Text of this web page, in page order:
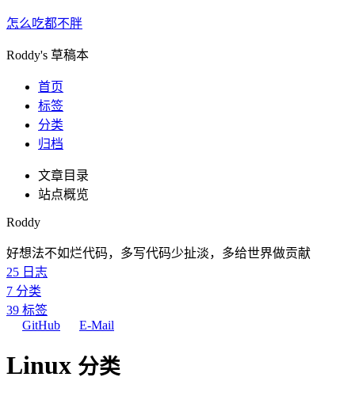
怎么吃都不胖
Roddy's 草稿本
首页
标签
分类
归档
文章目录
站点概览
Roddy
好想法不如烂代码，多写代码少扯淡，多给世界做贡献
25 日志
7 分类
39 标签
GitHub
E-Mail
Linux 分类